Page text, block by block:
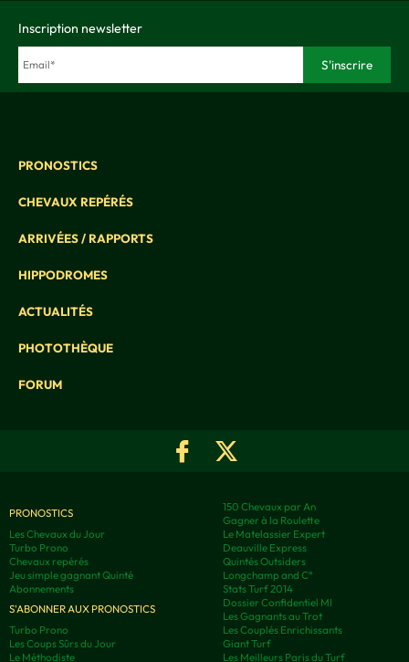
Inscription newsletter
PRONOSTICS
CHEVAUX REPÉRÉS
ARRIVÉES / RAPPORTS
HIPPODROMES
ACTUALITÉS
PHOTOTHÈQUE
FORUM
PRONOSTICS
Les Chevaux du Jour
Turbo Prono
Chevaux repérés
Jeu simple gagnant Quinté
Abonnements
S'ABONNER AUX PRONOSTICS
Turbo Prono
Les Coups Sûrs du Jour
Le Méthodiste
150 Chevaux par An
Gagner à la Roulette
Le Matelassier Expert
Deauville Express
Quintés Outsiders
Longchamp and C°
Stats Turf 2014
Dossier Confidentiel MI
Les Gagnants au Trot
Les Couplés Enrichissants
Giant Turf
Les Meilleurs Paris du Turf